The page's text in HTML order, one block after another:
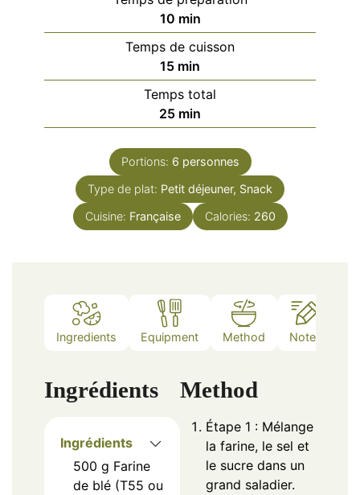
10minutes
min
Temps de cuisson
15minutes
min
Temps total
25minutes
min
Portions: 6 personnes
Type de plat: Petit déjeuner, Snack
Cuisine: Française Calories: 260
Ingredients Equipment Method Notes
Ingrédients
Ingrédients
500 g Farine
de blé (T55 ou
Method
Étape 1 : Mélange
la farine, le sel et
le sucre dans un
grand saladier.